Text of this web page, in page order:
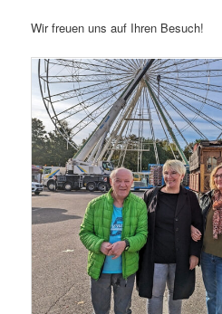
Wir freuen uns auf Ihren Besuch!